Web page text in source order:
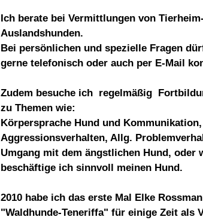
Ich berate bei Vermittlungen von
Auslandshunden.
Bei persönlichen und spezielle Fragen
gerne telefonisch oder auch per E-Mail
Zudem besuche ich regelmäßig
zu Themen wie:
Körpersprache Hund und Kommunikation,
Aggressionsverhalten, Allg.
Umgang mit dem ängstlichen Hund, oder
beschäftige ich sinnvoll meinen Hund.
2010 habe ich das erste Mal Elke
"Waldhunde-Teneriffa" für einige Zeit als